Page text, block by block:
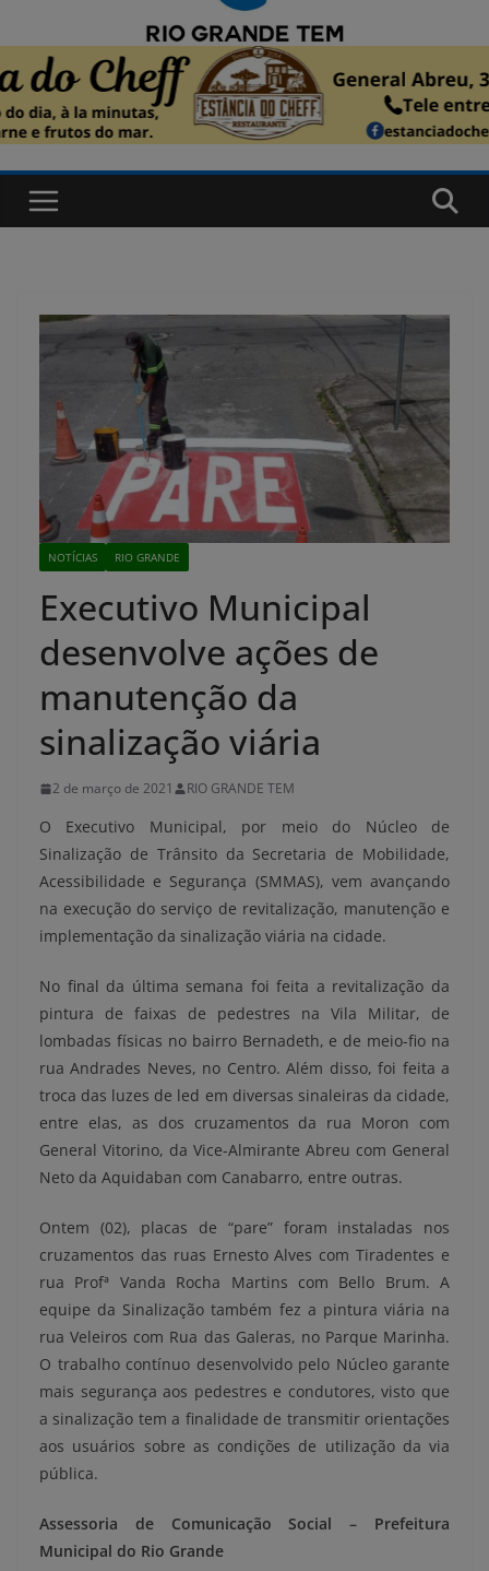
NOTÍCIAS RIO GRANDE
Executivo Municipal
desenvolve ações de
manutenção da
sinalização viária
2 de março de 2021 RIO GRANDE TEM
O Executivo Municipal, por meio do Núcleo de
Sinalização de Trânsito da Secretaria de Mobilidade,
Acessibilidade e Segurança (SMMAS), vem avançando
na execução do serviço de revitalização, manutenção e
implementação da sinalização viária na cidade.
No final da última semana foi feita a revitalização da
pintura de faixas de pedestres na Vila Militar, de
lombadas físicas no bairro Bernadeth, e de meio-fio na
rua Andrades Neves, no Centro. Além disso, foi feita a
troca das luzes de led em diversas sinaleiras da cidade,
entre elas, as dos cruzamentos da rua Moron com
General Vitorino, da Vice-Almirante Abreu com General
Neto da Aquidaban com Canabarro, entre outras.
Ontem (02), placas de “pare” foram instaladas nos
cruzamentos das ruas Ernesto Alves com Tiradentes e
rua Profª Vanda Rocha Martins com Bello Brum. A
equipe da Sinalização também fez a pintura viária na
rua Veleiros com Rua das Galeras, no Parque Marinha.
O trabalho contínuo desenvolvido pelo Núcleo garante
mais segurança aos pedestres e condutores, visto que
a sinalização tem a finalidade de transmitir orientações
aos usuários sobre as condições de utilização da via
pública.
Assessoria de Comunicação Social – Prefeitura
Municipal do Rio Grande